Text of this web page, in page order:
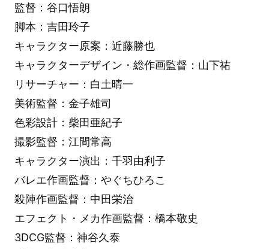
監督：谷口悟朗
脚本：吉田玲子
キャラクター原案：近藤勝也
キャラクターデザイン・総作画監督：山下祐
リサーチャー：白土晴一
美術監督：金子雄司
色彩設計：柴田亜紀子
撮影監督：江間常高
キャラクター演出：千羽由利子
バレエ作画監督：やぐちひろこ
殺陣作画監督：中田栄治
エフェクト・メカ作画監督：橋本敬史
3DCG監督：神谷久泰